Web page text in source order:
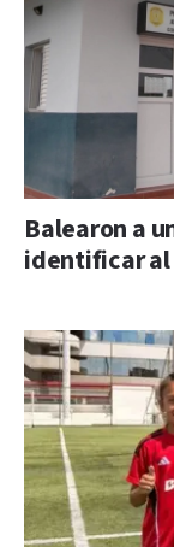
Balearon a
identificar